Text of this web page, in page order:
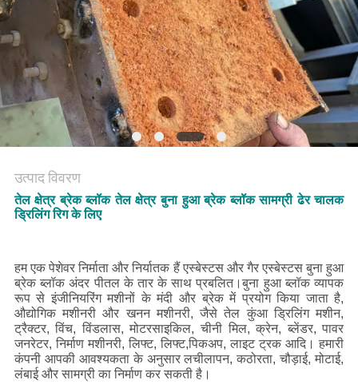
PRIVACY
POLICY
उत्पाद विवरण
तेल क्षेत्र ब्रेक ब्लॉक तेल क्षेत्र बुना हुआ ब्रेक ब्लॉक सामग्री ढेर चालक
ड्रिलिंग रिग के लिए
हम एक पेशेवर निर्माता और निर्यातक हैं एस्बेस्टस और गैर एस्बेस्टस बुना हुआ
ब्रेक ब्लॉक अंदर पीतल के तार के साथ प्रबलित।बुना हुआ ब्लॉक व्यापक
रूप से इंजीनियरिंग मशीनों के मंदी और ब्रेक में प्रयोग किया जाता है,
औद्योगिक मशीनरी और खनन मशीनरी, जैसे तेल कुंआ ड्रिलिंग मशीन,
ट्रैक्टर, विंच, विंडलास, मोटरसाइकिल, चीनी मिल, क्रेन, ब्लेंडर, पावर
जनरेटर, निर्माण मशीनरी, लिफ्ट, लिफ्ट,पिकअप, लाइट ट्रक आदि। हमारी
कंपनी आपकी आवश्यकता के अनुसार लचीलापन, कठोरता, चौड़ाई, मोटाई,
लंबाई और सामग्री का निर्माण कर सकती है।